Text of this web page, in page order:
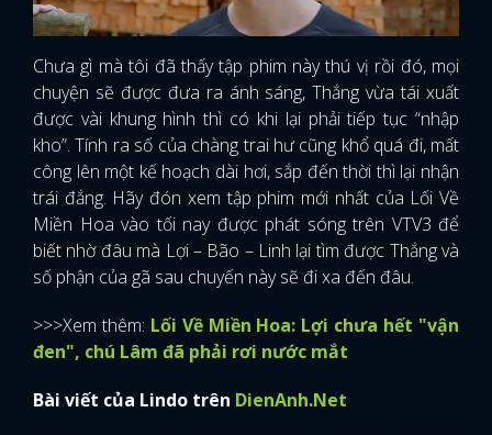
Chưa gì mà tôi đã thấy tập phim này thú vị rồi đó, mọi
chuyện sẽ được đưa ra ánh sáng, Thắng vừa tái xuất
được vài khung hình thì có khi lại phải tiếp tục “nhập
kho”. Tính ra số của chàng trai hư cũng khổ quá đi, mất
công lên một kế hoạch dài hơi, sắp đến thời thì lại nhận
trái đắng. Hãy đón xem tập phim mới nhất của Lối Về
Miền Hoa vào tối nay được phát sóng trên VTV3 để
biết nhờ đâu mà Lợi – Bão – Linh lại tìm được Thắng và
số phận của gã sau chuyến này sẽ đi xa đến đâu.
>>>Xem thêm: Lối Về Miền Hoa: Lợi chưa hết "vận
đen", chú Lâm đã phải rơi nước mắt
Bài viết của Lindo trên DienAnh.Net